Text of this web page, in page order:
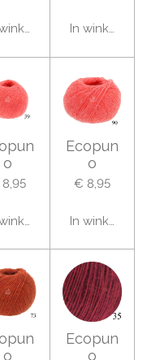
In
o
Ecopun
o
€ 8,95
In
o
Ecopun
o